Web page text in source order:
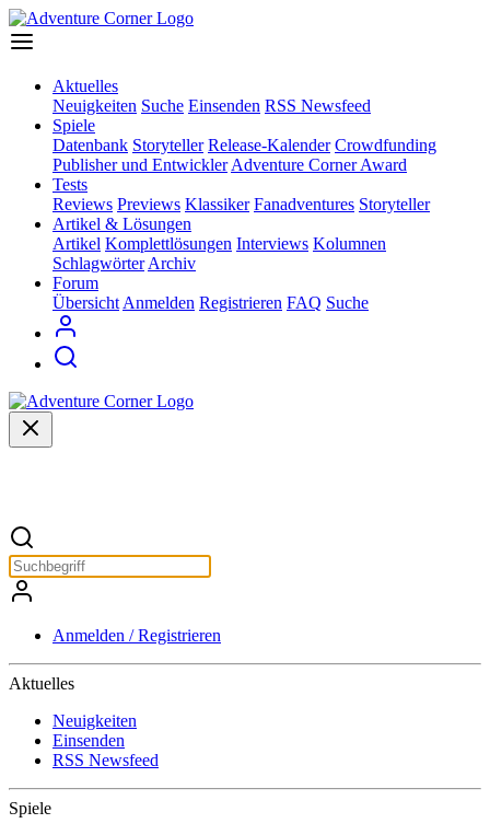
Aktuelles
Neuigkeiten Suche Einsenden RSS Newsfeed
Spiele
Datenbank Storyteller Release-Kalender Crowdfunding
Publisher und Entwickler Adventure Corner Award
Tests
Reviews Previews Klassiker Fanadventures Storyteller
Artikel & Lösungen
Artikel Komplettlösungen Interviews Kolumnen
Schlagwörter Archiv
Forum
Übersicht Anmelden Registrieren FAQ Suche
Anmelden / Registrieren
Aktuelles
Neuigkeiten
Einsenden
RSS Newsfeed
Spiele